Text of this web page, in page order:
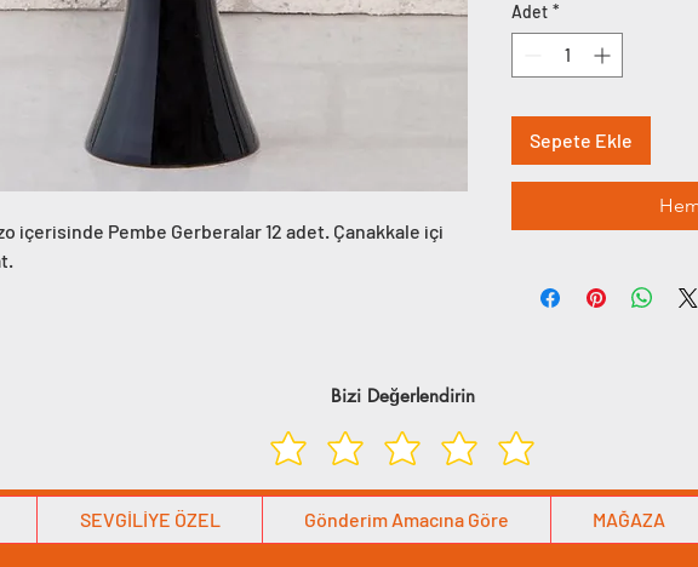
içerisinde Pembe Gerberalar 12 adet. Çanakkale içi
Adet *
Sepete Ekle
Bizi Değerlendirin
SEVGİLİYE ÖZEL Gönderim Amacına Göre MAĞAZA